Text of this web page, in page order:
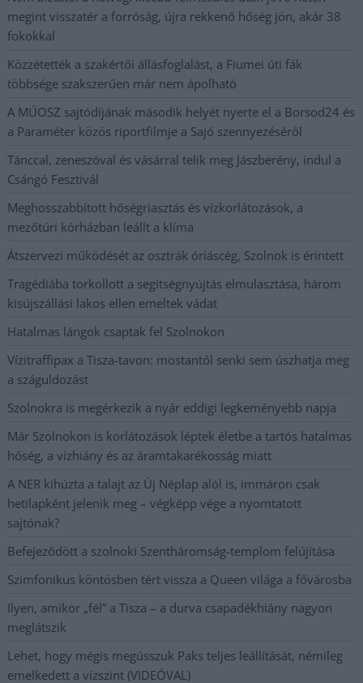
megint visszatér a forróság, újra rekkenő hőség jön, akár 38
fokokkal
Közzétették a szakértői állásfoglalást, a Fiumei úti fák
többsége szakszerűen már nem ápolható
A MÚOSZ sajtódíjának második helyét nyerte el a Borsod24 és
a Paraméter közös riportfilmje a Sajó szennyezéséről
Tánccal, zeneszóval és vásárral telik meg Jászberény, indul a
Csángó Fesztivál
Meghosszabbított hőségriasztás és vízkorlátozások, a
mezőtúri kórházban leállt a klíma
Átszervezi működését az osztrák óriáscég, Szolnok is érintett
Tragédiába torkollott a segítségnyújtás elmulasztása, három
kisújszállási lakos ellen emeltek vádat
Hatalmas lángok csaptak fel Szolnokon
Vízitraffipax a Tisza-tavon: mostantól senki sem úszhatja meg
a száguldozást
Szolnokra is megérkezik a nyár eddigi legkeményebb napja
Már Szolnokon is korlátozások léptek életbe a tartós hatalmas
hőség, a vízhiány és az áramtakarékosság miatt
A NER kihúzta a talajt az Új Néplap alól is, immáron csak
hetilapként jelenik meg – végképp vége a nyomtatott
sajtónak?
Befejeződött a szolnoki Szentháromság-templom felújítása
Szimfonikus köntösben tért vissza a Queen világa a fővárosba
Ilyen, amikor „fél” a Tisza – a durva csapadékhiány nagyon
meglátszik
Lehet, hogy mégis megússzuk Paks teljes leállítását, némileg
emelkedett a vízszint (VIDEÓVAL)